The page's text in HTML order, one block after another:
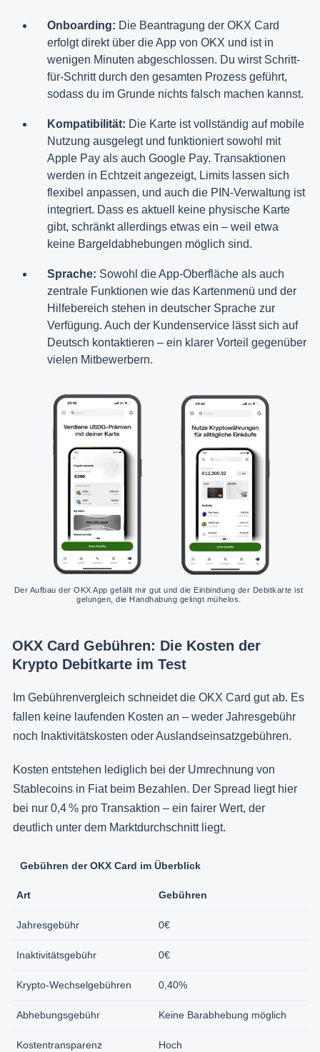
Onboarding: Die Beantragung der OKX Card
erfolgt direkt über die App von OKX und ist in
wenigen Minuten abgeschlossen. Du wirst Schritt-
für-Schritt durch den gesamten Prozess geführt,
sodass du im Grunde nichts falsch machen kannst.
Kompatibilität: Die Karte ist vollständig auf mobile
Nutzung ausgelegt und funktioniert sowohl mit
Apple Pay als auch Google Pay. Transaktionen
werden in Echtzeit angezeigt, Limits lassen sich
flexibel anpassen, und auch die PIN-Verwaltung ist
integriert. Dass es aktuell keine physische Karte
gibt, schränkt allerdings etwas ein – weil etwa
keine Bargeldabhebungen möglich sind.
Sprache: Sowohl die App-Oberfläche als auch
zentrale Funktionen wie das Kartenmenü und der
Hilfebereich stehen in deutscher Sprache zur
Verfügung. Auch der Kundenservice lässt sich auf
Deutsch kontaktieren – ein klarer Vorteil gegenüber
vielen Mitbewerbern.
Der Aufbau der OKX App gefällt mir gut und die Einbindung der Debitkarte ist
gelungen, die Handhabung gelingt mühelos.
OKX Card Gebühren: Die Kosten der
Krypto Debitkarte im Test
Im Gebührenvergleich schneidet die OKX Card gut ab. Es
fallen keine laufenden Kosten an – weder Jahresgebühr
noch Inaktivitätskosten oder Auslandseinsatzgebühren.
Kosten entstehen lediglich bei der Umrechnung von
Stablecoins in Fiat beim Bezahlen. Der Spread liegt hier
bei nur 0,4 % pro Transaktion – ein fairer Wert, der
deutlich unter dem Marktdurchschnitt liegt.
Gebühren der OKX Card im Überblick
Art Gebühren
Jahresgebühr 0€
Inaktivitätsgebühr 0€
Krypto-Wechselgebühren 0,40%
Abhebungsgebühr Keine Barabhebung möglich
Kostentransparenz Hoch